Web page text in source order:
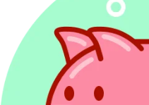
Sprawdź
w Polsce
PITax Twoje